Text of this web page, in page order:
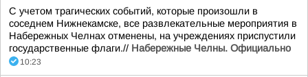
С учетом трагических событий, которые произошли в
соседнем Нижнекамске, все развлекательные мероприятия в
Набережных Челнах отменены, на учреждениях приспустили
государственные флаги.// Набережные Челны. Официально
10:23